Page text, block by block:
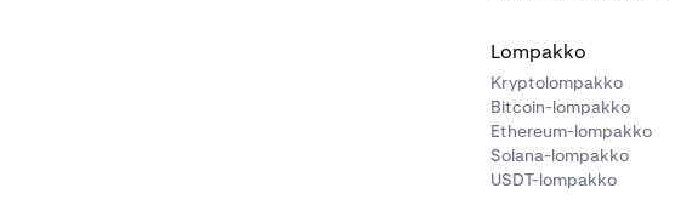
Lompakko
Kryptolompakko
Bitcoin-lompakko
Ethereum-lompakko
Solana-lompakko
USDT-lompakko